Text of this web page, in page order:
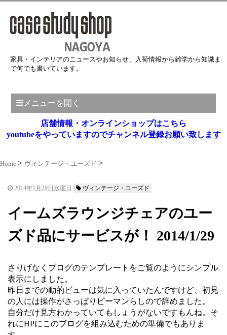
家具・インテリアのニュースやお知らせ、入荷情報から雑学から知識ま
で何でも書いています。
メニューを開く
店舗情報・オンラインショップはこちら
youtubeをやっていますのでチャンネル登録お願い致します
Home ヴィンテージ・ユーズド
2014年1月29日水曜日 ヴィンテージ・ユーズド
イームズラウンジチェアのユー
ズド品にサービスが！ 2014/1/29
さりげなくブログのテンプレートをご覧のようにシンプル
表示にしました。
昨日までの動的ビューは気に入っていたんですけど、初見
の人には操作がさっぱりピーマンらしので辞めました。
自分だけ見方わかっていてもしょうがないですもんね。そ
れにHPにこのブログを組み込むための準備でもありま